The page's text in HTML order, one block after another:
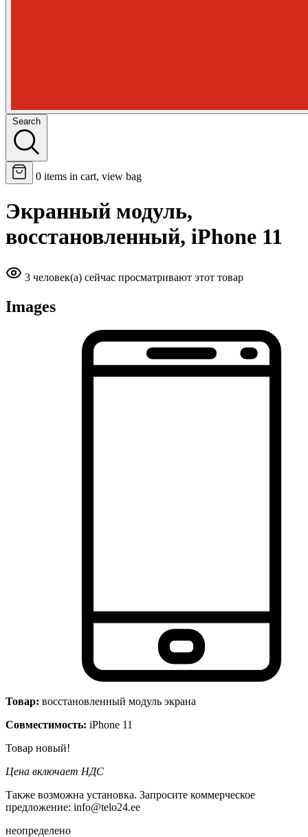
Search
0 items in cart, view bag
Экранный модуль,
восстановленный, iPhone 11
3 человек(а) сейчас просматривают этот товар
Images
Товар: восстановленный модуль экрана
Совместимость: iPhone 11
Товар новый!
Цена включает НДС
Также возможна установка. Запросите коммерческое
предложение: info@telo24.ee
неопределено